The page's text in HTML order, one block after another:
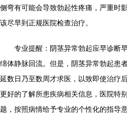
侧弯有可能会导致勃起性疼痛，严重时
该尽早到正规医院检查治疗。
专业提醒：阴茎异常勃起应早诊断早
绵体静脉回流。但是，阴茎异常勃起患
延数日乃至数周才求医，以致即使治疗
更好的了解所患疾病相关信息，医院特
题，按照病情给予专业的个性化的指导